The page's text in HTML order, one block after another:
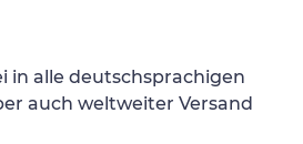
in alle deutschsprachigen
auch weltweiter Versand